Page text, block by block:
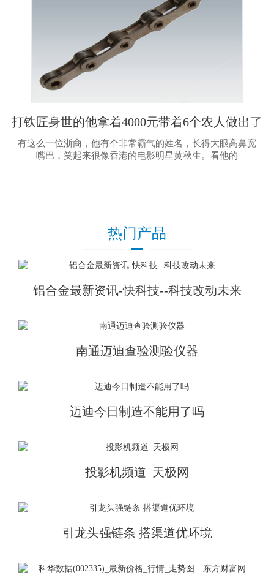
打铁匠身世的他拿着4000元带着6个农人做出了
千亿轿车集团
有这么一位浙商，他有个非常霸气的姓名，长得大眼高鼻宽
嘴巴，笑起来很像香港的电影明星黄秋生。看他的
热门产品
铝合金最新资讯-快科技--科技改动未来
南通迈迪查验测验仪器
迈迪今日制造不能用了吗
投影机频道_天极网
引龙头强链条 搭渠道优环境